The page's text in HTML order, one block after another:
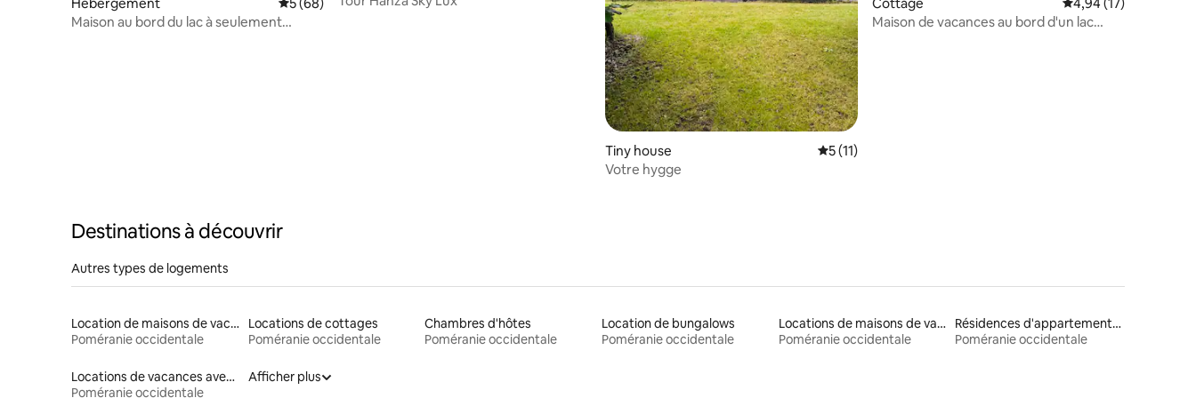
Hébergement Évaluation moyenne sur la base de 68 commentaires : 5 sur 5
5 (68)
Maison au bord du lac à seulement
Tiny house Évaluation moyenne sur la base de 11 commentaires : 5 sur 5
5 (11)
Votre hygge
Cottage Évaluation moyenne
4,94 (17)
Maison de vacances au bord d'un lac
Destinations à découvrir
Autres types de logements
Location de maisons de vacances
Poméranie occidentale
Locations de cottages
Poméranie occidentale
Chambres d'hôtes
Poméranie occidentale
Location de bungalows
Poméranie occidentale
Locations de maisons de vacances
Poméranie occidentale
Résidences d'appartements en location
Poméranie occidentale
Locations de vacances avec piscine
Poméranie occidentale
Afficher plus